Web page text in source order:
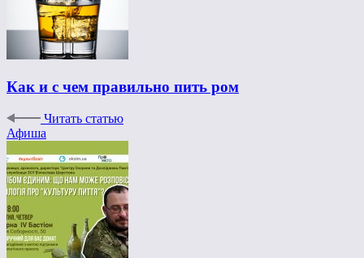
Как и с чем правильно пить ром
Читать статью
Афиша